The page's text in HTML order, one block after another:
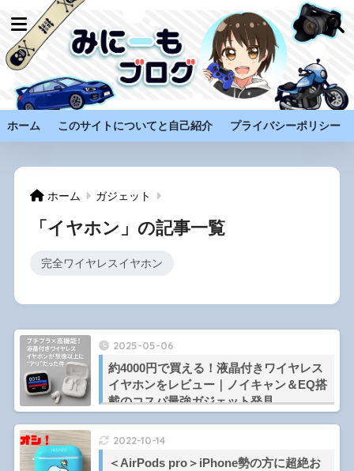
ホーム このサイトについてと自己紹介 プライバシーポリシー
ホーム ガジェット
「イヤホン」の記事一覧
完全ワイヤレスイヤホン
2025-05-06
約4000円で買える！液晶付きワイヤレス
イヤホンをレビュー｜ノイキャン＆EQ搭
載のコスパ最強ガジェット発見
2022-10-14
＜AirPods pro＞iPhone勢の方に超絶お